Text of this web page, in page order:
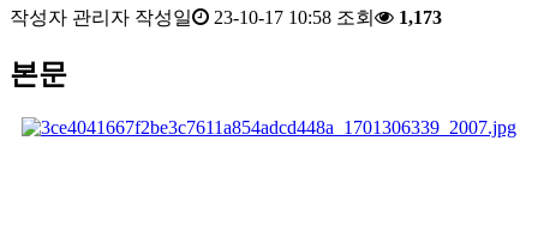
작성자 관리자 작성일 23-10-17 10:58 조회 1,173
본문